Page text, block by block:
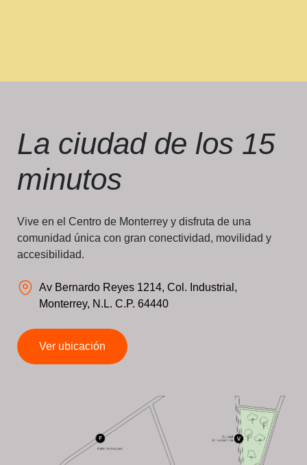
La ciudad de los 15
minutos
Vive en el Centro de Monterrey y disfruta de una
comunidad única con gran conectividad, movilidad y
accesibilidad.
Av Bernardo Reyes 1214, Col. Industrial,
Monterrey, N.L. C.P. 64440
Ver ubicación